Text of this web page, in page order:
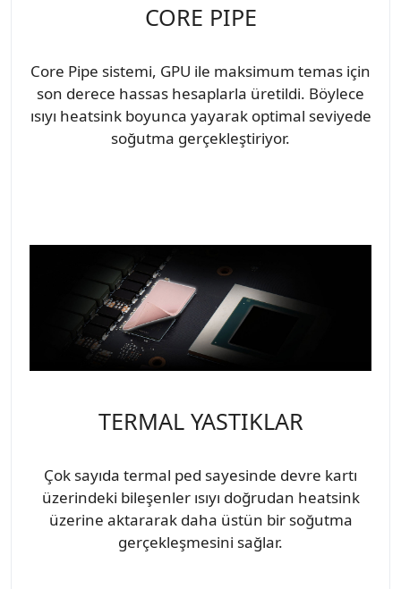
CORE PIPE
Core Pipe sistemi, GPU ile maksimum temas için
son derece hassas hesaplarla üretildi. Böylece
ısıyı heatsink boyunca yayarak optimal seviyede
soğutma gerçekleştiriyor.
TERMAL YASTIKLAR
Çok sayıda termal ped sayesinde devre kartı
üzerindeki bileşenler ısıyı doğrudan heatsink
üzerine aktararak daha üstün bir soğutma
gerçekleşmesini sağlar.